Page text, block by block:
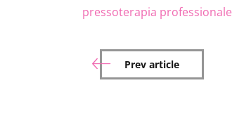
pressoterapia professionale
Prev article